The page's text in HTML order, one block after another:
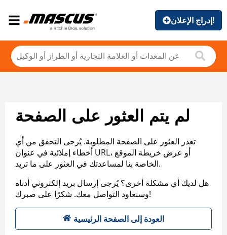
إدراج الإعلان!
لم يتم العثور على الصفحة
تعذر العثور على الصفحة المطلوبة. يُرجى التحقق من أي
أخطاء إملائية في عنوان URL، أو عرض خريطة الموقع
الخاصة بنا لمساعدتك في العثور على ما تريد.
هل لديك أي مشكلة أخرى؟ يُرجى إرسال بريد إلكتروني أدناه
وسنعاود التواصل معك. شكرًا على صبرك!
العودة إلى الصفحة الرئيسية